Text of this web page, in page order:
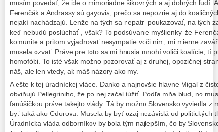
musím povedať, že ide o mimoriadne šikovných a aj dobrých ľudí.
Ferenčák a Andrassy sú gayovia, prečo sa nepozrie aj do
nejakí nachádzajú. Lenže na tých sa nepatrí poukazovať, na tých
keď nebudú poslúchať , však? To podsúvanie myšlienky, že
komunite a pritom vyjadrovať nesympatie voči nim, mi mierne
musela ozvať. Práve pre toto sa mi hnusia mnohí voliči koalície, tí
homofóbi. To isté však možno pozorovať aj z druhej, opozičnej
náš, ale len vtedy, ak máš názory ako my.
A ešte k tej úradníckej vláde. Danko a najnovšie hlavne Migaľ z
obviňujú Pellegriniho, že po nej začal túžiť. Podľa mňa blud, no
fanúšičkou práve takejto vlády. Tá by možno Slovensko vyviedla z
byť taká ako Odorova. Musela by byť ozaj nezávislá od politických
Úradnícka vláda odborníkov by bola tým najlepším, čo by